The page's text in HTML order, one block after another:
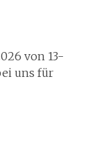
von 13-
uns für